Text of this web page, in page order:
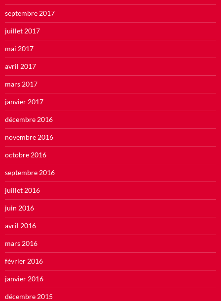
septembre 2017
juillet 2017
mai 2017
avril 2017
mars 2017
janvier 2017
décembre 2016
novembre 2016
octobre 2016
septembre 2016
juillet 2016
juin 2016
avril 2016
mars 2016
février 2016
janvier 2016
décembre 2015